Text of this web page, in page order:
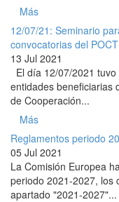
Más
12/07/21: Seminario
convocatorias del
13 Jul 2021
El día 12/07/2021
entidades beneficiarias
de Cooperación...
Más
Reglamentos periodo
05 Jul 2021
La Comisión Europea
periodo 2021-2027, los
apartado "2021-2027"...